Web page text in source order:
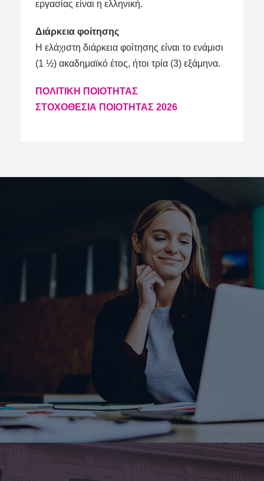
εργασίας είναι η ελληνική.
Διάρκεια φοίτησης
Η ελάχιστη διάρκεια φοίτησης είναι το ενάμισι
(1 ½) ακαδημαϊκό έτος, ήτοι τρία (3) εξάμηνα.
ΠΟΛΙΤΙΚΗ ΠΟΙΟΤΗΤΑΣ
ΣΤΟΧΟΘΕΣΙΑ ΠΟΙΟΤΗΤΑΣ 2026